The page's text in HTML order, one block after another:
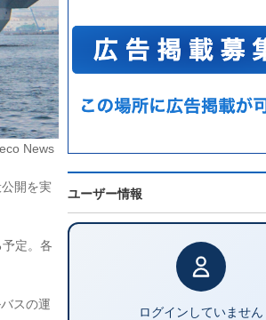
News
開を実
定。各
スの運
ユーザー情報
ログインしていません